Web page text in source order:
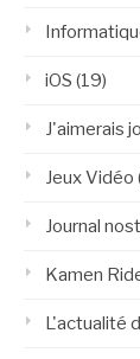
iOS (19)
J'aimerais
Jeux Vidéo
Journal
Kamen
L'actualité